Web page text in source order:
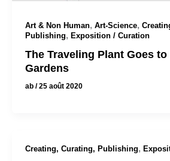
Art & Non Human, Art-Science,
Publishing, Exposition / Curation
The Traveling Plant Goes to
Gardens
ab /25 août 2020
Creating, Curating, Publishing,